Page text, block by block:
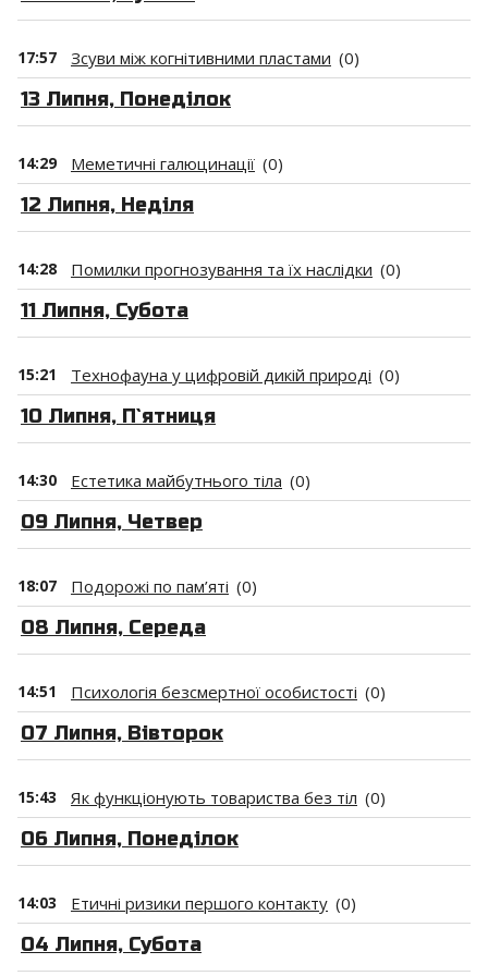
17:57 Зсуви між когнітивними пластами (0)
13 Липня, Понеділок
14:29 Меметичні галюцинації (0)
12 Липня, Неділя
14:28 Помилки прогнозування та їх наслідки (0)
11 Липня, Субота
15:21 Технофауна у цифровій дикій природі (0)
10 Липня, П`ятниця
14:30 Естетика майбутнього тіла (0)
09 Липня, Четвер
18:07 Подорожі по пам’яті (0)
08 Липня, Середа
14:51 Психологія безсмертної особистості (0)
07 Липня, Вівторок
15:43 Як функціонують товариства без тіл (0)
06 Липня, Понеділок
14:03 Етичні ризики першого контакту (0)
04 Липня, Субота